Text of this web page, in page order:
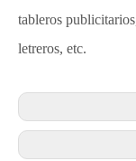
tableros
letreros, etc.